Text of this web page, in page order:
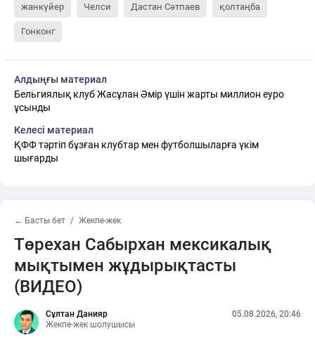
жанкүйер Челси Дастан Сәтпаев қолтаңба
Гонконг
Алдыңғы материал
Бельгиялық клуб Жасұлан Әмір үшін жарты миллион еуро
ұсынды
Келесі материал
ҚФФ тәртіп бұзған клубтар мен футболшыларға үкім
шығарды
← Басты бет Жекпе-жек
Төрехан Сабырхан мексикалық
мықтымен жұдырықтасты
(ВИДЕО)
Сұлтан Данияр
Жекпе-жек шолушысы
05.08.2026, 20:46